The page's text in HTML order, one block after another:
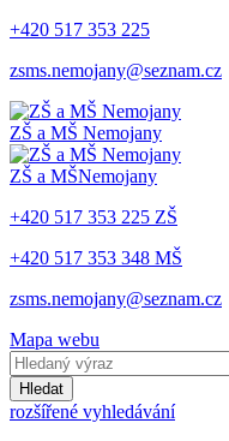
+420 517 353 225
zsms.nemojany@seznam.cz
ZŠ a MŠ Nemojany
ZŠ a MŠNemojany
+420 517 353 225 ZŠ
+420 517 353 348 MŠ
zsms.nemojany@seznam.cz
Mapa webu
Hledat
rozšířené vyhledávání